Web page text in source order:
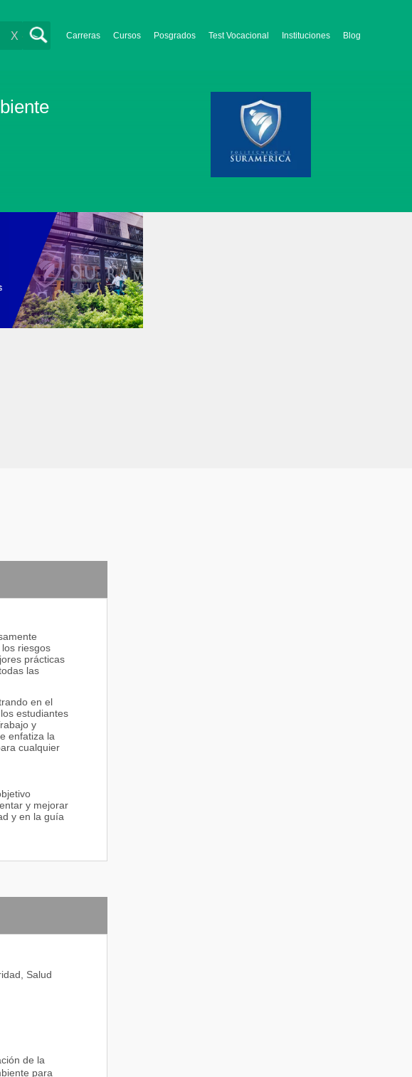
Carreras Cursos Posgrados Test Vocacional Instituciones Blog
X
riesgos
prácticas
las
en el
estudiantes
y
enfatiza la
cualquier
y mejorar
y en la guía
Salud
de la
para